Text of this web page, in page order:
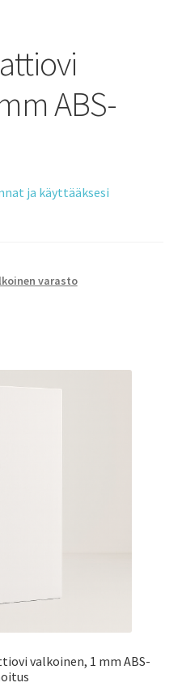
ABS-
ja käyttääksesi
varasto
valkoinen, 1 mm ABS-